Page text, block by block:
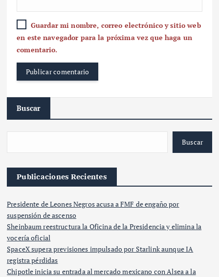
Guardar mi nombre, correo electrónico y sitio web
en este navegador para la próxima vez que haga un
comentario.
Buscar
Buscar
Publicaciones Recientes
Presidente de Leones Negros acusa a FMF de engaño por
suspensión de ascenso
Sheinbaum reestructura la Oficina de la Presidencia y elimina la
vocería oficial
SpaceX supera previsiones impulsado por Starlink aunque IA
registra pérdidas
Chipotle inicia su entrada al mercado mexicano con Alsea a la